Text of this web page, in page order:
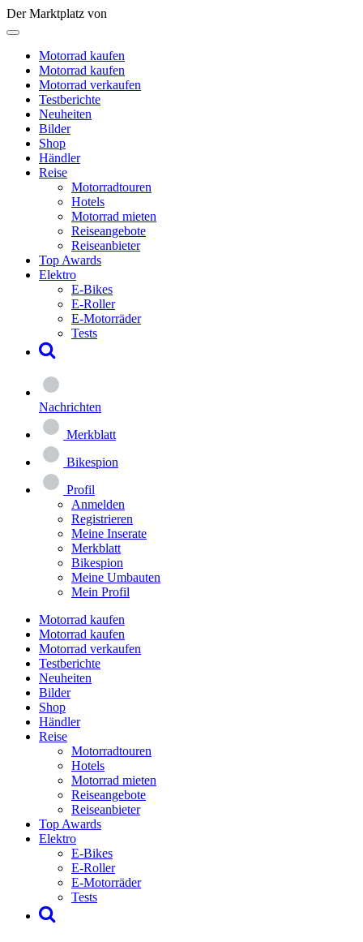
Der Marktplatz von
Motorrad kaufen
Motorrad kaufen
Motorrad verkaufen
Testberichte
Neuheiten
Bilder
Shop
Händler
Reise
Motorradtouren
Hotels
Motorrad mieten
Reiseangebote
Reiseanbieter
Top Awards
Elektro
E-Bikes
E-Roller
E-Motorräder
Tests
Nachrichten
Merkblatt
Bikespion
Profil
Anmelden
Registrieren
Meine Inserate
Merkblatt
Bikespion
Meine Umbauten
Mein Profil
Motorrad kaufen
Motorrad kaufen
Motorrad verkaufen
Testberichte
Neuheiten
Bilder
Shop
Händler
Reise
Motorradtouren
Hotels
Motorrad mieten
Reiseangebote
Reiseanbieter
Top Awards
Elektro
E-Bikes
E-Roller
E-Motorräder
Tests